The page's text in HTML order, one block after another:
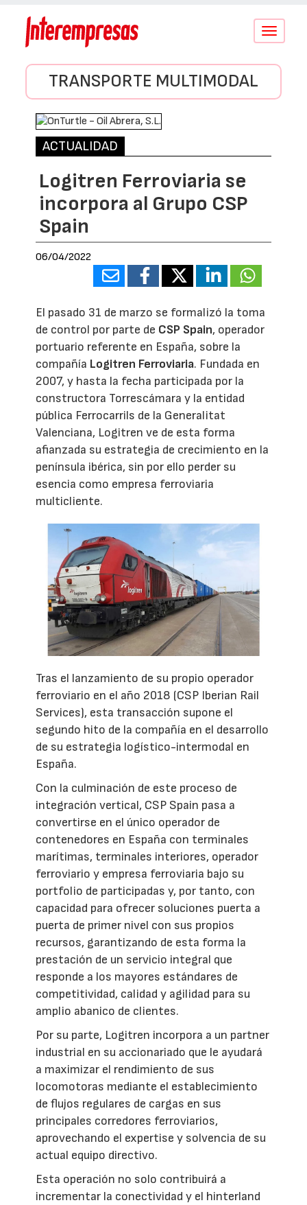
Conmutar
TRANSPORTE MULTIMODAL
ACTUALIDAD
Logitren Ferroviaria se
incorpora al Grupo CSP
Spain
06/04/2022
El pasado 31 de marzo se formalizó la toma
de control por parte de CSP Spain, operador
portuario referente en España, sobre la
compañía Logitren Ferroviaria. Fundada en
2007, y hasta la fecha participada por la
constructora Torrescámara y la entidad
pública Ferrocarrils de la Generalitat
Valenciana, Logitren ve de esta forma
afianzada su estrategia de crecimiento en la
península ibérica, sin por ello perder su
esencia como empresa ferroviaria
multicliente.
Tras el lanzamiento de su propio operador
ferroviario en el año 2018 (CSP Iberian Rail
Services), esta transacción supone el
segundo hito de la compañía en el desarrollo
de su estrategia logístico-intermodal en
España.
Con la culminación de este proceso de
integración vertical, CSP Spain pasa a
convertirse en el único operador de
contenedores en España con terminales
marítimas, terminales interiores, operador
ferroviario y empresa ferroviaria bajo su
portfolio de participadas y, por tanto, con
capacidad para ofrecer soluciones puerta a
puerta de primer nivel con sus propios
recursos, garantizando de esta forma la
prestación de un servicio integral que
responde a los mayores estándares de
competitividad, calidad y agilidad para su
amplio abanico de clientes.
Por su parte, Logitren incorpora a un partner
industrial en su accionariado que le ayudará
a maximizar el rendimiento de sus
locomotoras mediante el establecimiento
de flujos regulares de cargas en sus
principales corredores ferroviarios,
aprovechando el expertise y solvencia de su
actual equipo directivo.
Esta operación no solo contribuirá a
incrementar la conectividad y el hinterland